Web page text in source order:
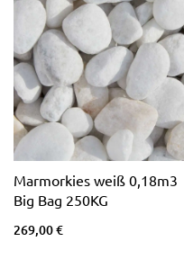
Marmorkies weiß 0,18m3
Big Bag 250KG
269,00 €